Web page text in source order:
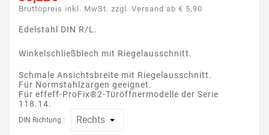
Bruttopreis inkl. MwSt. zzgl. Versand ab € 5,90
Edelstahl DIN R/L.
Winkelschließblech mit Riegelausschnitt.
Schmale Ansichtsbreite mit Riegelausschnitt.
Für Normstahlzargen geeignet.
Für effeff-ProFix®2-Türöffnermodelle der Serie
118.14.
DIN Richtung :